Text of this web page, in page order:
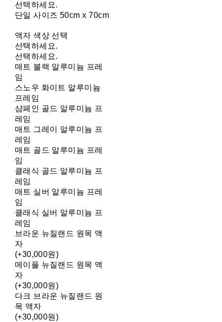
선택하세요.
단일 사이즈 50cm x 70cm
액자 색상 선택
선택하세요.
선택하세요.
매트 블랙 알루미늄 프레
임
스노우 화이트 알루미늄
프레임
샴페인 골드 알루미늄 프
레임
매트 그레이 알루미늄 프
레임
매트 골드 알루미늄 프레
임
클래식 골드 알루미늄 프
레임
매트 실버 알루미늄 프레
임
클래식 실버 알루미늄 프
레임
브라운 뉴질랜드 원목 액
자
(+30,000원)
메이플 뉴질랜드 원목 액
자
(+30,000원)
다크 브라운 뉴질랜드 원
목 액자
(+30,000원)